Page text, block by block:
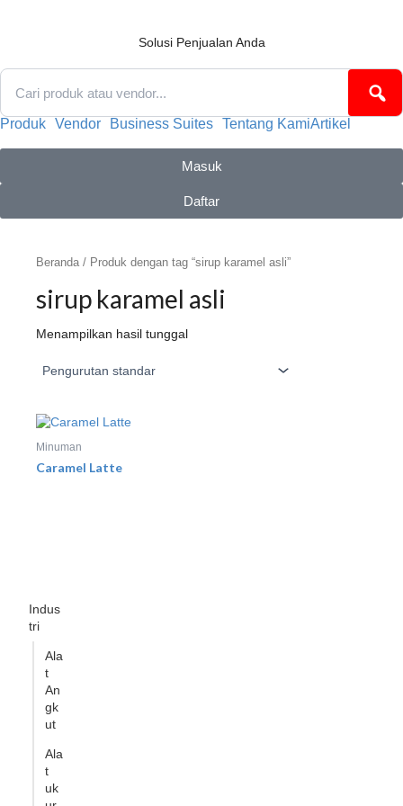
Solusi Penjualan Anda
Produk Vendor Business Suites Tentang KamiArtikel
Masuk
Daftar
Indus
tri
Ala
t
An
gk
ut
Ala
t
uk
Beranda / Produk dengan tag “sirup karamel asli”
sirup karamel asli
Menampilkan hasil tunggal
Minuman
Caramel Latte